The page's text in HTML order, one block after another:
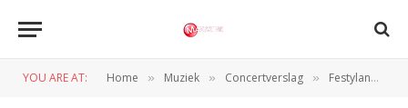
YOU ARE AT: Home » Muziek » Concertverslag » Festyland 2012 wederom een geslaagde festivalafsluiter